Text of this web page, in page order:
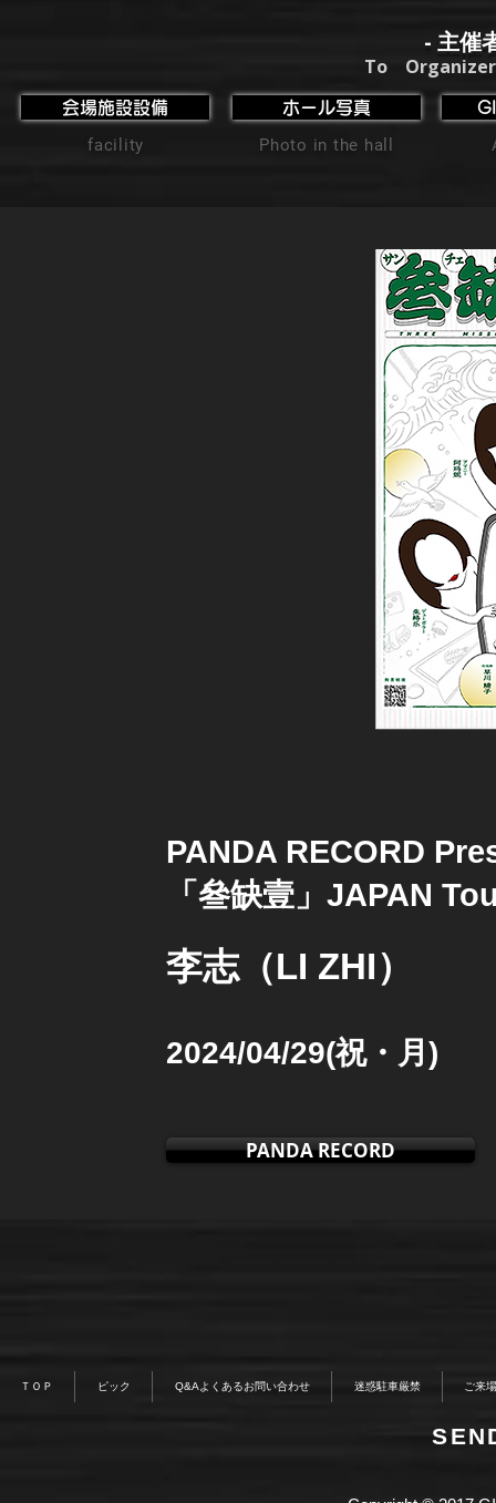
- 主催
To
会場施設設備
facility
ホール写真
Photo in the hall
PANDA RECORD
「叄缺壹」JAPAN
李志（LI ZHI）
2024/04/29(祝・月)
PANDA RECORD
ＴＯＰ ピック Q&Aよくあるお問い合わせ 迷惑駐車厳禁 ご来